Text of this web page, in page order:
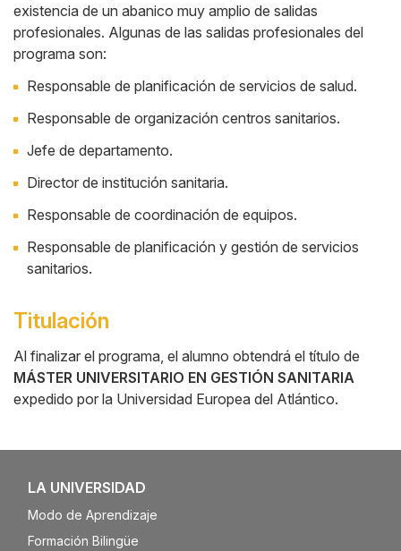
existencia de un abanico muy amplio de salidas
profesionales. Algunas de las salidas profesionales del
programa son:
Responsable de planificación de servicios de salud.
Responsable de organización centros sanitarios.
Jefe de departamento.
Director de institución sanitaria.
Responsable de coordinación de equipos.
Responsable de planificación y gestión de servicios
sanitarios.
Titulación
Al finalizar el programa, el alumno obtendrá el título de
MÁSTER UNIVERSITARIO EN GESTIÓN SANITARIA
expedido por la Universidad Europea del Atlántico.
LA UNIVERSIDAD
Modo de Aprendizaje
Formación Bilingüe